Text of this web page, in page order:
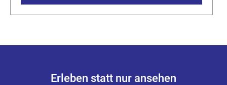
Erleben statt nur ansehen